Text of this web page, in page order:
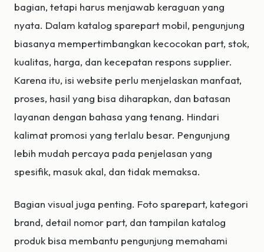
bagian, tetapi harus menjawab keraguan yang
nyata. Dalam katalog sparepart mobil, pengunjung
biasanya mempertimbangkan kecocokan part, stok,
kualitas, harga, dan kecepatan respons supplier.
Karena itu, isi website perlu menjelaskan manfaat,
proses, hasil yang bisa diharapkan, dan batasan
layanan dengan bahasa yang tenang. Hindari
kalimat promosi yang terlalu besar. Pengunjung
lebih mudah percaya pada penjelasan yang
spesifik, masuk akal, dan tidak memaksa.
Bagian visual juga penting. Foto sparepart, kategori
brand, detail nomor part, dan tampilan katalog
produk bisa membantu pengunjung memahami